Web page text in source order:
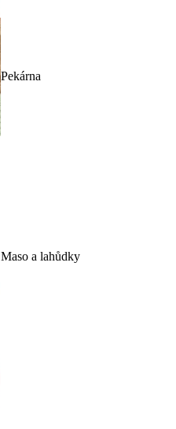
Pekárna
Maso a lahůdky